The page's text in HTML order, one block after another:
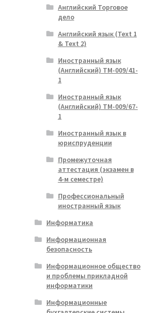
Английский Торговое
дело
Английский язык (Text 1
& Text 2)
Иностранный язык
(Английский) ТМ-009/41-
1
Иностранный язык
(Английский) ТМ-009/67-
1
Иностранный язык в
юриспруденции
Промежуточная
аттестация (экзамен в
4-м семестре)
Профессиональный
иностранный язык
Информатика
Информационная
безопасность
Информационное общество
и проблемы прикладной
информатики
Информационные